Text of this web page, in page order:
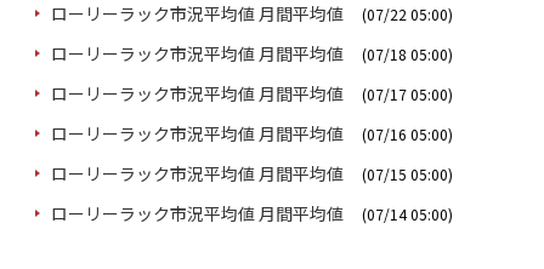
ローリーラック市況平均値 月間平均値 (07/22 05:00)
ローリーラック市況平均値 月間平均値 (07/18 05:00)
ローリーラック市況平均値 月間平均値 (07/17 05:00)
ローリーラック市況平均値 月間平均値 (07/16 05:00)
ローリーラック市況平均値 月間平均値 (07/15 05:00)
ローリーラック市況平均値 月間平均値 (07/14 05:00)